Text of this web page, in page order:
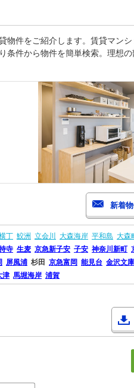
物件をご紹介します。賃貸マン
条件から物件を簡単検索。理想
丁 鮫洲 立会川 大森海岸 平和島 大森
寺 生麦 京急新子安 子安 神奈川新町
屏風浦 杉田 京急富岡 能見台 金沢文庫
津 馬堀海岸 浦賀